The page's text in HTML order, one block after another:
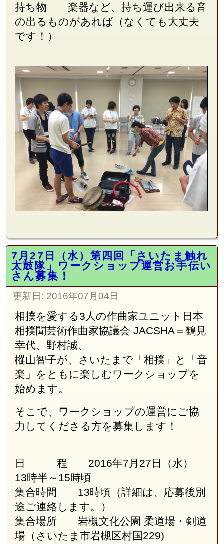
持ち物 楽器など、持ち運び出来る音
の出るものがあれば（なくても大丈夫
です！）
7月27日（水）第四回「さいたま触れ
太鼓隊」ワークショップ運営お手伝い
さん募集！
更新日: 2016年07月04日
相撲を愛する3 人の作曲家ユニット日本
相撲聞芸術作曲家協議会 JACSHA＝鶴見
幸代、野村誠、
樅山智子が、さいたまで「相撲」と「音
楽」をともに楽しむワークショップを
始めます。
そこで、ワークショップの運営にご協
力してくださる方を募集します！
日 程 2016年7 月27 日（水）
13時半～15時頃
集合時間 13時頃（詳細は、応募後別
途ご連絡します。）
集合場所 岩槻文化公園 柔道場・剣道
場（さいたま市岩槻区村国229)